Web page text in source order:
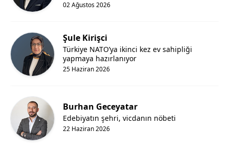
02 Ağustos 2026
Şule Kirişci
25 Haziran 2026
Türkiye NATO’ya ikinci kez ev sahipliği
yapmaya hazırlanıyor
Burhan Geceyatar
22 Haziran 2026
Edebiyatın şehri, vicdanın nöbeti